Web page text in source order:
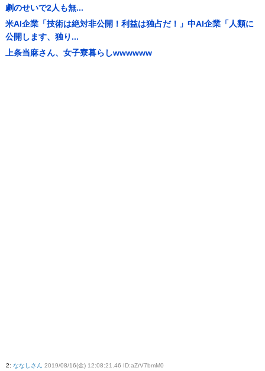
劇のせいで2人も無...
米AI企業「技術は絶対非公開！利益は独占だ！」中AI企業「人類に
公開します、独り...
上条当麻さん、女子寮暮らしwwwwww
2: ななしさん 2019/08/16(金) 12:08:21.46 ID:aZrV7bmM0